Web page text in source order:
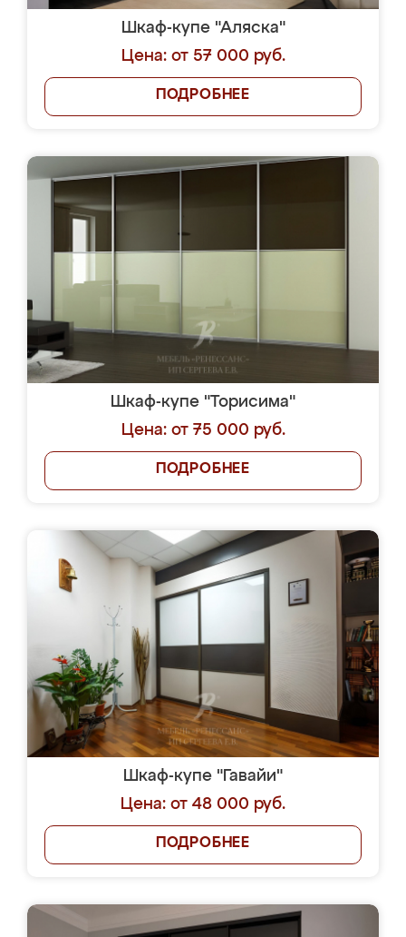
Шкаф-купе "Аляска"
Цена: от 57 000 руб.
ПОДРОБНЕЕ
Шкаф-купе "Торисима"
Цена: от 75 000 руб.
ПОДРОБНЕЕ
Шкаф-купе "Гавайи"
Цена: от 48 000 руб.
ПОДРОБНЕЕ